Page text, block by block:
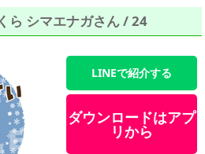
ら シマエナガさん / 24
LINEで紹介する
ダウンロードはアプ
リから